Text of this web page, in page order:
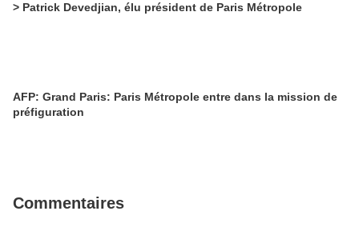
> Patrick Devedjian, élu président de Paris Métropole
AFP: Grand Paris: Paris Métropole entre dans la mission de
préfiguration
Commentaires